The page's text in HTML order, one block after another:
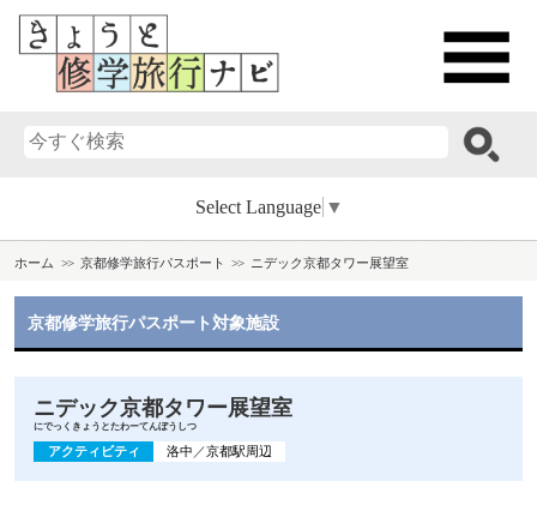
Select Language ▼
ホーム 京都修学旅行パスポート ニデック京都タワー展望室
京都修学旅行パスポート対象施設
ニデック京都タワー展望室
にでっくきょうとたわーてんぼうしつ
アクティビティ 洛中 ／京都駅周辺